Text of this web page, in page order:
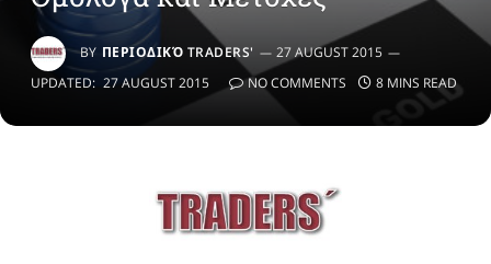
BY ΠΕΡΙΟΔΙΚΌ TRADERS'
27 AUGUST 2015
UPDATED: 27 AUGUST 2015 NO COMMENTS 8 MINS READ